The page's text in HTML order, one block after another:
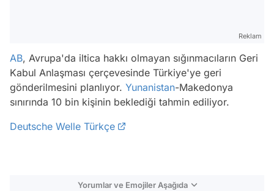
Reklam
AB, Avrupa'da iltica hakkı olmayan sığınmacıların Geri
Kabul Anlaşması çerçevesinde Türkiye'ye geri
gönderilmesini planlıyor. Yunanistan-Makedonya
sınırında 10 bin kişinin beklediği tahmin ediliyor.
Deutsche Welle Türkçe
Yorumlar ve Emojiler Aşağıda